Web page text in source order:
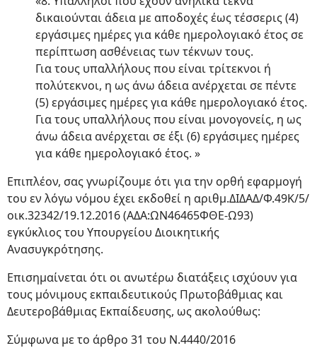
δικαιούνται άδεια με αποδοχές έως τέσσερις (4)
εργάσιμες ημέρες για κάθε ημερολογιακό έτος σε
περίπτωση ασθένειας των τέκνων τους.
Για τους υπαλλήλους που είναι τρίτεκνοι ή
πολύτεκνοι, η ως άνω άδεια ανέρχεται σε πέντε
(5) εργάσιμες ημέρες για κάθε ημερολογιακό έτος.
Για τους υπαλλήλους που είναι μονογονείς, η ως
άνω άδεια ανέρχεται σε έξι (6) εργάσιμες ημέρες
για κάθε ημερολογιακό έτος. »
Επιπλέον, σας γνωρίζουμε ότι για την ορθή εφαρμογή
του εν λόγω νόμου έχει εκδοθεί η αριθμ.ΔΙΔΑΔ/Φ.49Κ/5/
οικ.32342/19.12.2016 (ΑΔΑ:ΩΝ46465ΦΘΕ-Ω93)
εγκύκλιος του Υπουργείου Διοικητικής
Ανασυγκρότησης.
Επισημαίνεται ότι οι ανωτέρω διατάξεις ισχύουν για
τους μόνιμους εκπαιδευτικούς Πρωτοβάθμιας και
Δευτεροβάθμιας Εκπαίδευσης, ως ακολούθως:
Σύμφωνα με το άρθρο 31 του Ν.4440/2016